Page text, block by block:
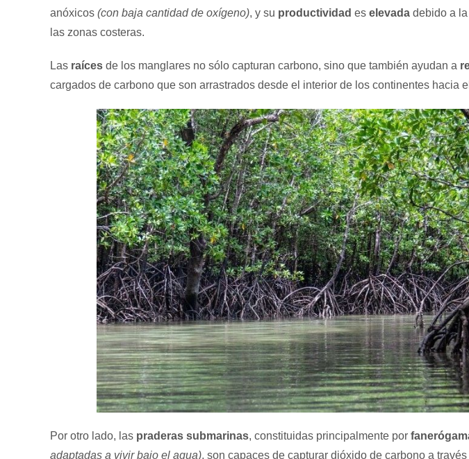
anóxicos (con baja cantidad de oxígeno), y su productividad es elevada debido a
las zonas costeras.
Las raíces de los manglares no sólo capturan carbono, sino que también ayudan a
cargados de carbono que son arrastrados desde el interior de los continentes hacia
Por otro lado, las praderas submarinas, constituidas principalmente por
adaptadas a vivir bajo el agua), son capaces de capturar dióxido de carbono a través